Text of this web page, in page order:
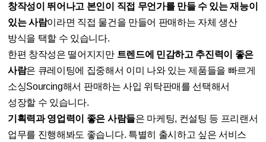
창작성이 뛰어나고 본인이 직접 무언가를 만들 수 있는 재능이
있는 사람이라면 직접 물건을 만들어 판매하는 자체 생산
방식을 택할 수 있습니다.
한편 창작성은 떨어지지만 트렌드에 민감하고 추진력이 좋은
사람은 큐레이팅에 집중해서 이미 나와 있는 제품들을 빠르게
소싱Sourcing해서 판매하는 사입 위탁판매를 선택해서
성장할 수 있습니다.
기획력과 영업력이 좋은 사람들은 마케팅, 컨설팅 등 프리랜서
업무를 진행해봐도 좋습니다. 특별히 출시하고 싶은 서비스